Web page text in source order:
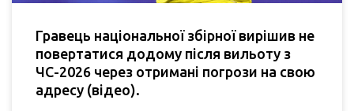
Гравець національної збірної вирішив не
повертатися додому після вильоту з
ЧС-2026 через отримані погрози на свою
адресу (відео).